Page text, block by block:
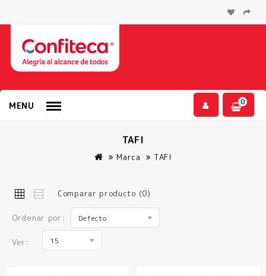
MENU 0
TAFI
Marca TAFI
Comparar producto (0)
Ordenar por: Defecto
Ver: 15